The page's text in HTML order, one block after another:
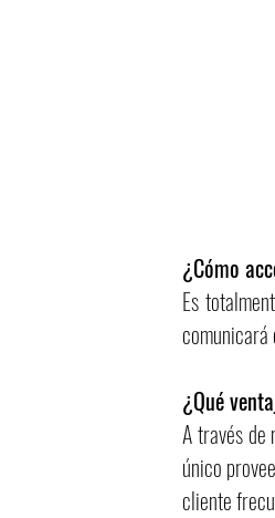
¿Cómo
Es
¿Qué
A través de
único
cliente